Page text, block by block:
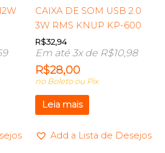
CAIXA DE SOM USB 2.0
3W RMS KNUP KP-600
R$32,94
Em até 3x de R$10,98
R$28,00
no Boleto ou Pix
Leia mais
Add a Lista de Desejos